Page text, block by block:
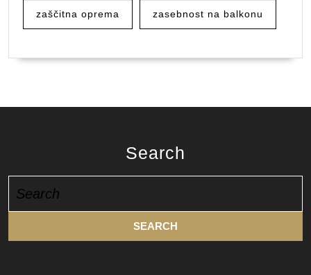
zaščitna oprema zasebnost na balkonu
Search
for: